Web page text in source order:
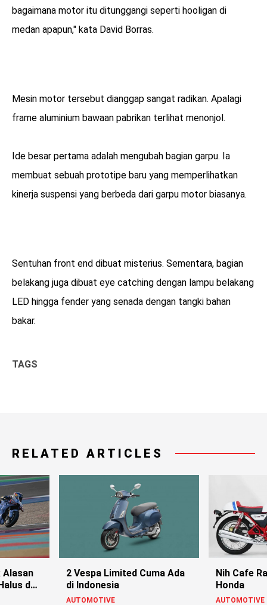
bagaimana motor itu ditunggangi seperti hooligan di
medan apapun," kata David Borras.
Mesin motor tersebut dianggap sangat radikan. Apalagi
frame aluminium bawaan pabrikan terlihat menonjol.
Ide besar pertama adalah mengubah bagian garpu. Ia
membuat sebuah prototipe baru yang memperlihatkan
kinerja suspensi yang berbeda dari garpu motor biasanya.
Sentuhan front end dibuat misterius. Sementara, bagian
belakang juga dibuat eye catching dengan lampu belakang
LED hingga fender yang senada dengan tangki bahan
bakar.
TAGS
RELATED ARTICLES
Alasan
dan
2 Vespa Limited Cuma Ada
di Indonesia
AUTOMOTIVE
Nih Cafe
Honda
AUTOMOTIVE